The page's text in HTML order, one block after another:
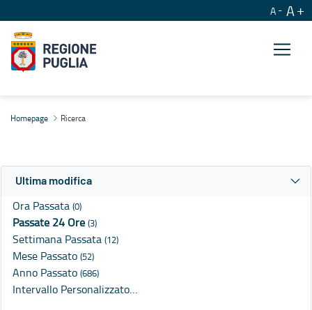
A A
Homepage Ricerca
Ultima modifica
Ora Passata (0)
Passate 24 Ore (3)
Settimana Passata (12)
Mese Passato (52)
Anno Passato (686)
Intervallo Personalizzato…